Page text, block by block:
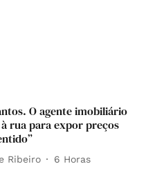
O agente imobiliário
rua para expor preços
Ribeiro 6 Horas